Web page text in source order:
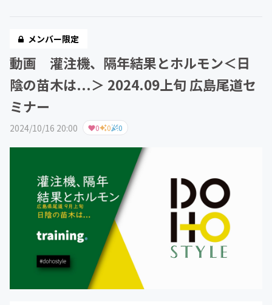
メンバー限定
動画 灌注機、隔年結果とホルモン＜日
陰の苗木は...＞ 2024.09上旬 広島尾道セ
ミナー
2024/10/16 20:00 0 0 0